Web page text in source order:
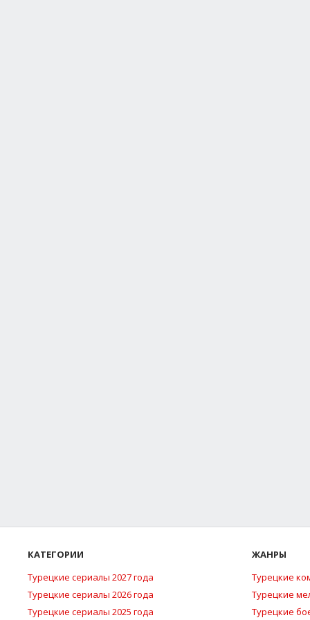
КАТЕГОРИИ
Турецкие сериалы 2027 года
Турецкие сериалы 2026 года
Турецкие сериалы 2025 года
ЖАНРЫ
Турецкие
Турецкие
Турецкие